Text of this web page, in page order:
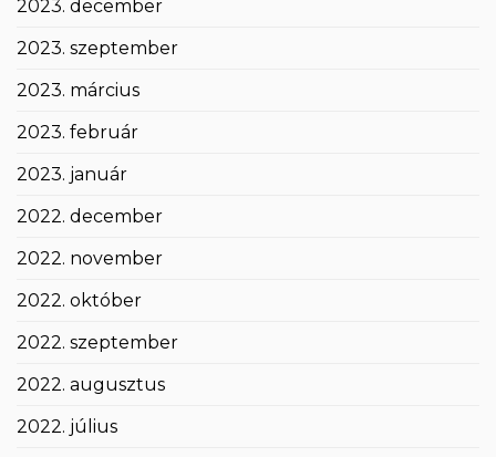
2023. december
2023. szeptember
2023. március
2023. február
2023. január
2022. december
2022. november
2022. október
2022. szeptember
2022. augusztus
2022. július